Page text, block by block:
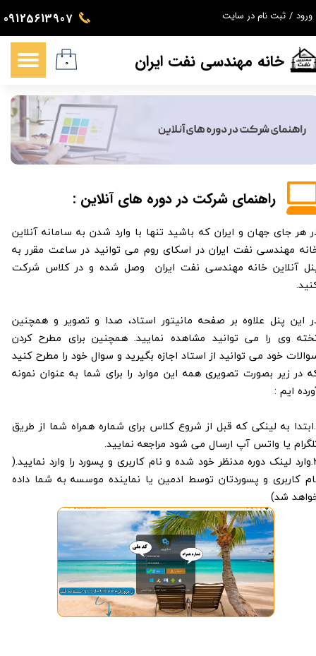
09125613907 ورود / ثبت نام در سایت
حساب کاربری من
تغییر گذر واژه
سفارشات
خروج از حساب کاربری
خانه مهندسی نفت ایران ۰
راهنمای شرکت در دوره های آنلاین :
هر جای جهان و ایران که باشید تنها با وارد شدن به سامانه آنلاین
مهندسی نفت ایران در اسکای روم می توانید در ساعت مقرر به
آنلاین خانه مهندسی نفت ایران وصل شده و در کلاس شرکت
این پنل علاوه بر صفحه مانیتور استاد، صدا و تصویر و همچنین
وی را می توانید مشاهده نمایید. همچنین برای مطرح کردن
خود می توانید از استاد اجازه بگیرید و سوال خود را مطرح کنید
در زیر بصورت تصویری همه این موارد را برای شما به عنوان نمونه
ایم :
1.ابتدا به لینکی که قبل از شروع کلاس برای شماره همراه شما از طریق
یا واتس آپ ارسال می شود مراجعه نمایید.
2.وارد لینک دوره مدنظر خود شده و نام کاربری و پسورد را وارد نمایید.(
کاربری و پسوردتان توسط ادمین یا نماینده موسسه به شما داده
شد)​​​​​​​